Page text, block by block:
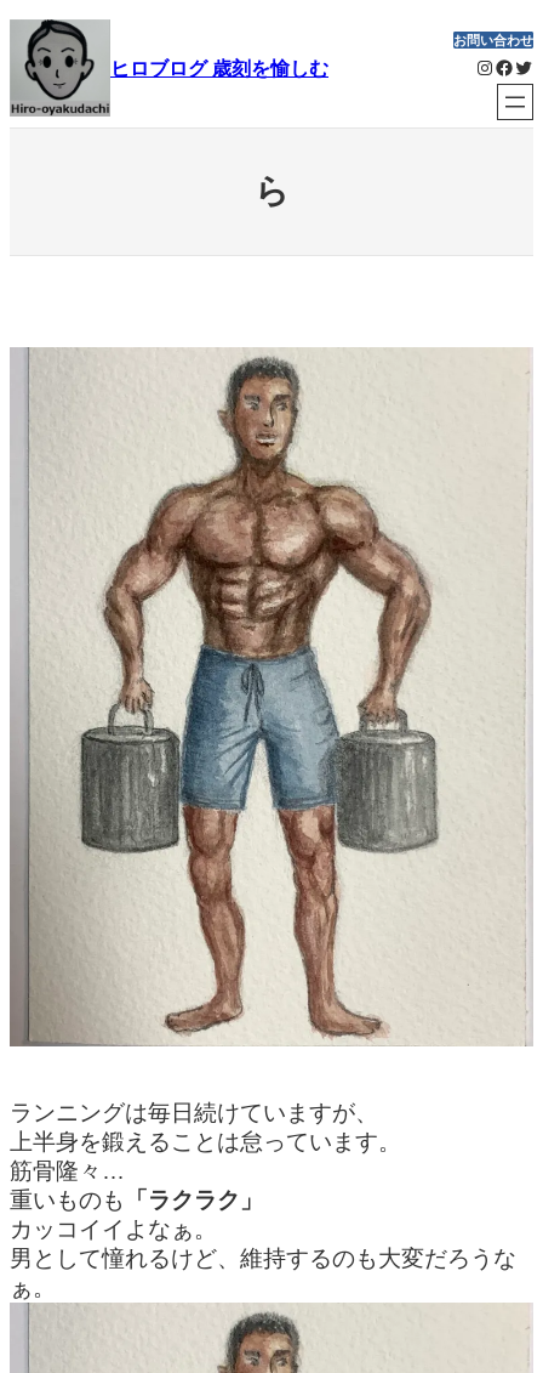
内
容
を
ス
ヒロブログ 歳刻を愉しむ
お問い合わせ
Instagram Facebook Twitter
ら
ランニングは毎日続けていますが、
上半身を鍛えることは怠っています。
筋骨隆々…
重いものも
「ラクラク」
カッコイイよなぁ。
男として憧れるけど、維持するのも大変だろうな
ぁ。